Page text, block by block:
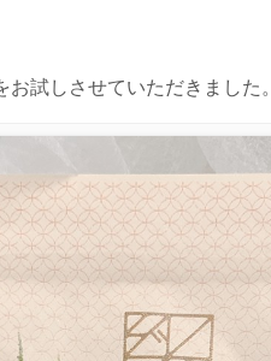
試しさせていただきました。